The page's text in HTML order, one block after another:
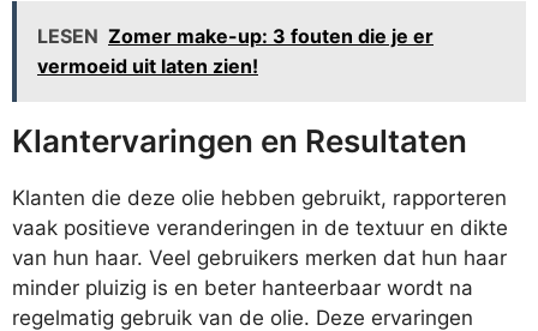
LESEN Zomer make-up: 3 fouten die je er
vermoeid uit laten zien!
Klantervaringen en Resultaten
Klanten die deze olie hebben gebruikt, rapporteren
vaak positieve veranderingen in de textuur en dikte
van hun haar. Veel gebruikers merken dat hun haar
minder pluizig is en beter hanteerbaar wordt na
regelmatig gebruik van de olie. Deze ervaringen